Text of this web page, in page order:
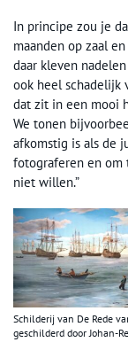
In principe zou je
maanden op zaal
daar kleven
ook heel schadelijk
dat zit in een mooi
We tonen
afkomstig is als de
fotograferen en om
niet willen.”
Schilderij van De Rede
geschilderd door Johan-